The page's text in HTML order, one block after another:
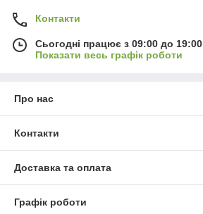
Контакти
Сьогодні працює з 09:00 до 19:00
Показати весь графік роботи
Про нас
Контакти
Доставка та оплата
Графік роботи